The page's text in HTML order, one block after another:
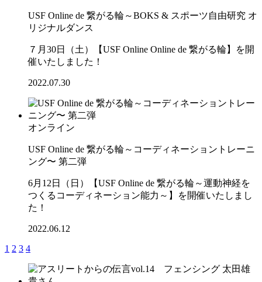
USF Online de 繋がる輪～BOKS & スポーツ自由研究 オ
リジナルダンス
７月30日（土）【USF Online Online de 繋がる輪】を開
催いたしました！
2022.07.30
オンライン
USF Online de 繋がる輪～コーディネーショントレーニ
ング〜 第二弾
6月12日（日）【USF Online de 繋がる輪～運動神経を
つくるコーディネーション能力～】を開催いたしまし
た！
2022.06.12
1 2 3 4